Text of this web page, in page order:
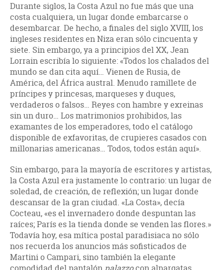
Durante siglos, la Costa Azul no fue más que una
costa cualquiera, un lugar donde embarcarse o
desembarcar. De hecho, a finales del siglo XVIII, los
ingleses residentes en Niza eran sólo cincuenta y
siete. Sin embargo, ya a principios del XX, Jean
Lorrain escribía lo siguiente: «Todos los chalados del
mundo se dan cita aquí… Vienen de Rusia, de
América, del África austral. Menudo ramillete de
príncipes y princesas, marqueses y duques,
verdaderos o falsos… Reyes con hambre y exreinas
sin un duro… Los matrimonios prohibidos, las
examantes de los emperadores, todo el catálogo
disponible de exfavoritas, de crupieres casados con
millonarias americanas… Todos, todos están aquí».
Sin embargo, para la mayoría de escritores y artistas,
la Costa Azul era justamente lo contrario: un lugar de
soledad, de creación, de reflexión; un lugar donde
descansar de la gran ciudad. «La Costa», decía
Cocteau, «es el invernadero donde despuntan las
raíces; París es la tienda donde se venden las flores.»
Todavía hoy, esa mítica postal paradisiaca no sólo
nos recuerda los anuncios más sofisticados de
Martini o Campari, sino también la elegante